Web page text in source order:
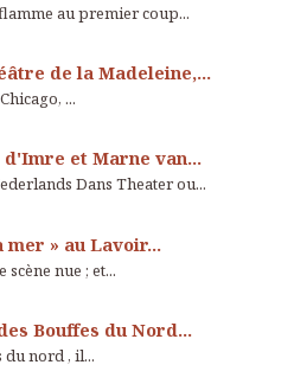
au premier coup...
de la Madeleine,...
...
et Marne van...
Dans Theater ou...
» au Lavoir...
nue ; et...
Bouffes du Nord...
du nord , il...